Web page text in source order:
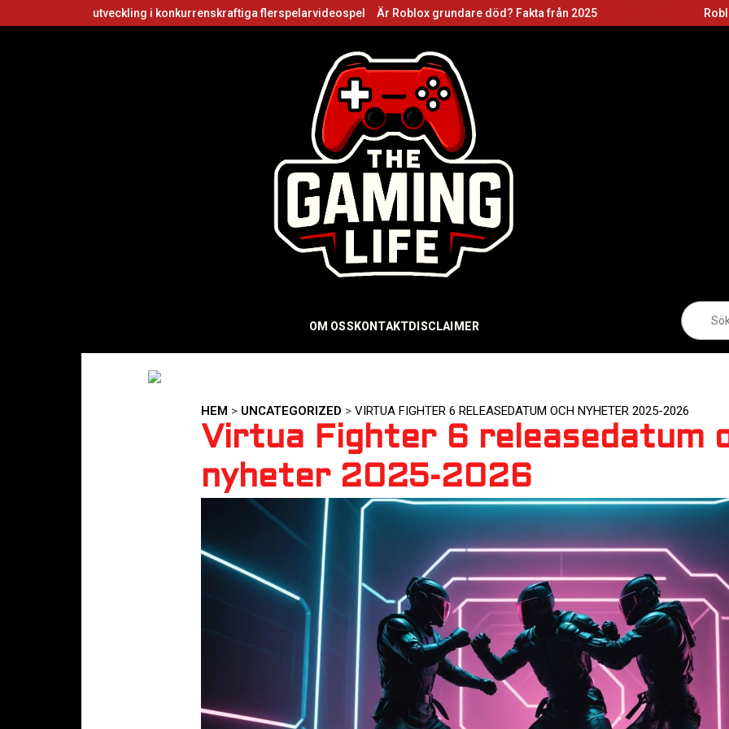
utveckling i konkurrenskraftiga flerspelarvideospel Är Roblox grundare död? Fakta från 2025 Roblox grundare:
OM OSS KONTAKTDISCLAIMER
HEM > UNCATEGORIZED > VIRTUA FIGHTER 6 RELEASEDATUM OCH NYHETER 2025-2026
Virtua Fighter 6 releasedatum
nyheter 2025-2026